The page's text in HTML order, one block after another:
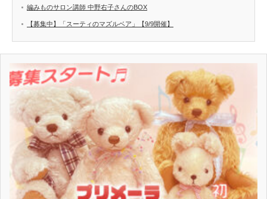
編みものサロン講師 中野右子さんのBOX
【募集中】「スーティのマズルベア」【9/9開催】